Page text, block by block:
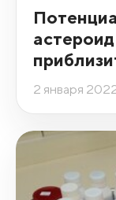
2 января